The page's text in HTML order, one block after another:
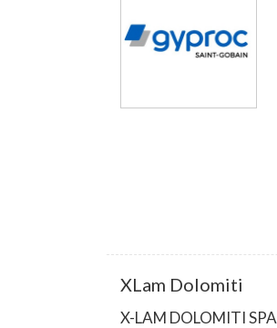
XLam Dolomiti
X-LAM DOLOMITI SPA